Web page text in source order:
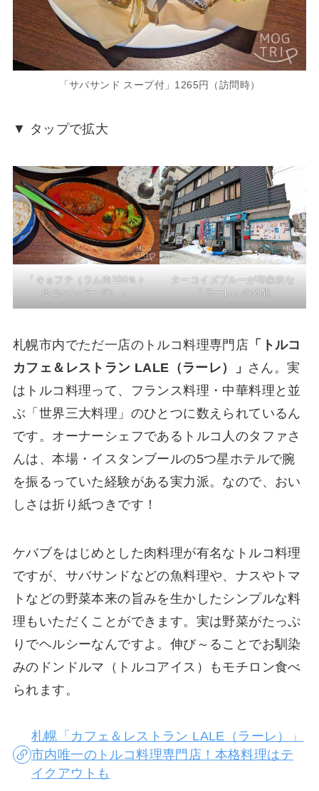
「サバサンド スープ付」1265円（訪問時）
▼ タップで拡大
「キョフテ（ラム肉100％ト
ルコハンバーグ） 」
ターコイズブルーが印象的な
「ラーレ」の外観
札幌市内でただ一店のトルコ料理専門店 「トルコ
カフェ＆レストラン LALE（ラーレ）」 さん。実
はトルコ料理って、フランス料理・中華料理と並
ぶ「世界三大料理」のひとつに数えられているん
です。オーナーシェフであるトルコ人のタファさ
んは、本場・イスタンブールの5つ星ホテルで腕
を振るっていた経験がある実力派。なので、おい
しさは折り紙つきです！
ケバブをはじめとした肉料理が有名なトルコ料理
ですが、サバサンドなどの魚料理や、ナスやトマ
トなどの野菜本来の旨みを生かしたシンプルな料
理もいただくことができます。実は野菜がたっぷ
りでヘルシーなんですよ。伸び～ることでお馴染
みのドンドルマ（トルコアイス）もモチロン食べ
られます。
札幌「カフェ＆レストラン LALE（ラーレ）」
市内唯一のトルコ料理専門店！本格料理はテ
イクアウトも